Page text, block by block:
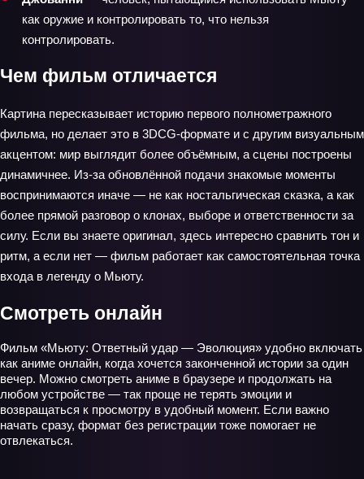
как оружие и контролировать то, что нельзя
контролировать.
Чем фильм отличается
Картина пересказывает историю первого полнометражного
фильма, но делает это в 3DCG-формате и с другим визуальным
акцентом: мир выглядит более объёмным, а сцены построены
динамичнее. Из-за обновлённой подачи знакомые моменты
воспринимаются иначе — не как ностальгическая сказка, а как
более прямой разговор о клонах, выборе и ответственности за
силу. Если вы знаете оригинал, здесь интересно сравнить тон и
ритм, а если нет — фильм работает как самостоятельная точка
входа в легенду о Мьюту.
Смотреть онлайн
Фильм «Мьюту: Ответный удар — Эволюция» удобно включать
как аниме онлайн, когда хочется законченной истории за один
вечер. Можно смотреть аниме в браузере и продолжать на
любом устройстве — так проще не терять эмоции и
возвращаться к просмотру в удобный момент. Если важно
начать сразу, формат без регистрации тоже помогает не
отвлекаться.